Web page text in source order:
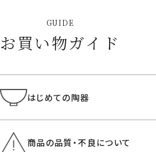
GUIDE
お買い物ガイド
はじめての陶器
商品の品質・不良について